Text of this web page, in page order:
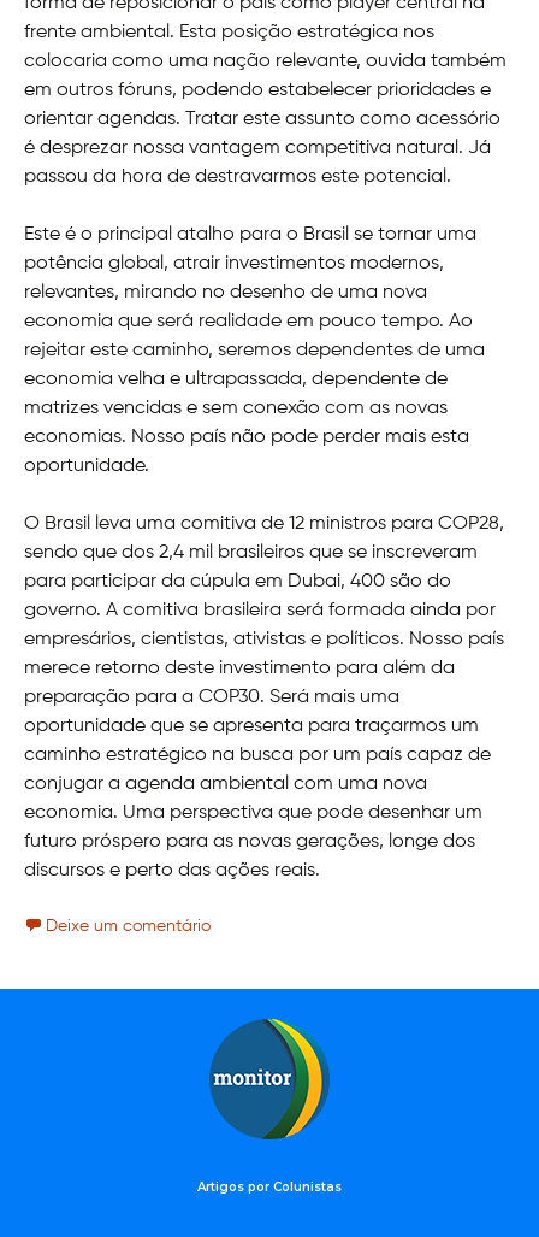
forma de reposicionar o país como player central na
frente ambiental. Esta posição estratégica nos
colocaria como uma nação relevante, ouvida também
em outros fóruns, podendo estabelecer prioridades e
orientar agendas. Tratar este assunto como acessório
é desprezar nossa vantagem competitiva natural. Já
passou da hora de destravarmos este potencial.
Este é o principal atalho para o Brasil se tornar uma
potência global, atrair investimentos modernos,
relevantes, mirando no desenho de uma nova
economia que será realidade em pouco tempo. Ao
rejeitar este caminho, seremos dependentes de uma
economia velha e ultrapassada, dependente de
matrizes vencidas e sem conexão com as novas
economias. Nosso país não pode perder mais esta
oportunidade.
O Brasil leva uma comitiva de 12 ministros para COP28,
sendo que dos 2,4 mil brasileiros que se inscreveram
para participar da cúpula em Dubai, 400 são do
governo. A comitiva brasileira será formada ainda por
empresários, cientistas, ativistas e políticos. Nosso país
merece retorno deste investimento para além da
preparação para a COP30. Será mais uma
oportunidade que se apresenta para traçarmos um
caminho estratégico na busca por um país capaz de
conjugar a agenda ambiental com uma nova
economia. Uma perspectiva que pode desenhar um
futuro próspero para as novas gerações, longe dos
discursos e perto das ações reais.
Deixe um comentário
Artigos por Colunistas